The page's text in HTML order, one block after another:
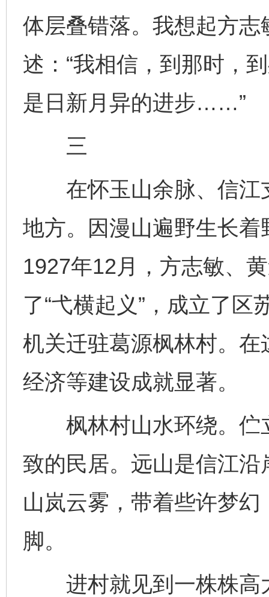
体层叠错落。我想起方
述：“我相信，到那时，
是日新月异的进步……”
三
在怀玉山余脉、信江
地方。因漫山遍野生长
1927年12月，方志敏、
了“弋横起义”，成立了
机关迁驻葛源枫林村。
经济等建设成就显著。
枫林村山水环绕。伫
致的民居。远山是信江
山岚云雾，带着些许梦
脚。
进村就见到一株株高